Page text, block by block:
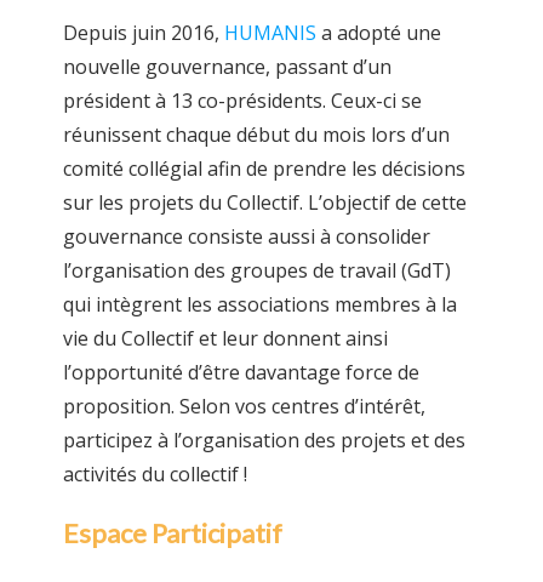
Depuis juin 2016, HUMANIS a adopté une
nouvelle gouvernance, passant d’un
président à 13 co-présidents. Ceux-ci se
réunissent chaque début du mois lors d’un
comité collégial afin de prendre les décisions
sur les projets du Collectif. L’objectif de cette
gouvernance consiste aussi à consolider
l’organisation des groupes de travail (GdT)
qui intègrent les associations membres à la
vie du Collectif et leur donnent ainsi
l’opportunité d’être davantage force de
proposition. Selon vos centres d’intérêt,
participez à l’organisation des projets et des
activités du collectif !
Espace Participatif